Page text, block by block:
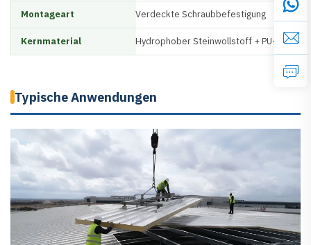
Montageart Verdeckte Schraubbefestigung
Kernmaterial Hydrophober Steinwollstoff + PU-
Typische Anwendungen